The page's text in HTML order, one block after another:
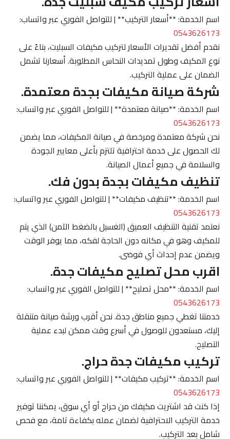
اسم الخدمة: **أسعار التركيب** | للتواصل الفوري عبر واتساب:
0543626173
نقدم أفضل تقديرات الأسعار لتركيب مكيفات السبليت، بناءً على
نوع المكيف وطول تمديدات النحاس المطلوبة. أسعارنا تشمل
الضمان على عملية التركيب.
شركة صيانة مكيفات بجدة معتمدة.
اسم الخدمة: **صيانة معتمدة** | للتواصل الفوري عبر واتساب:
0543626173
نحن شركة معتمدة ومرخصة في صيانة المكيفات، مما يضمن
لك الحصول على خدمة احترافية تلتزم بأعلى معايير الجودة
والسلامة في جميع أعمال الصيانة.
تنظيف مكيفات بجدة بدون فك.
اسم الخدمة: **تنظيف مكيفات** | للتواصل الفوري عبر واتساب:
0543626173
نعتمد تقنية التنظيف العميق (الغسيل بالضغط الآمن) الذي يتم
للمكيف وهو في مكانه دون الحاجة لفكه، مما يوفر الوقت
ويضمن عدم إحداث أي فوضى.
اقرب محل تصليح مكيفات جدة.
اسم الخدمة: **محل تصليح** | للتواصل الفوري عبر واتساب:
0543626173
خدمتنا تغطي جميع مناطق جدة. نحن أقرب ورشة صيانة متنقلة
إليك، مستعدون للوصول في أسرع وقت ممكن لبدء عملية
التصليح.
تركيب مكيفات جدة حراج.
اسم الخدمة: **تركيب مكيفات** | للتواصل الفوري عبر واتساب:
0543626173
إذا كنت قد اشتريت مكيفك من حراج أو أي سوق، يمكننا توفير
خدمة التركيب الاحترافية لضمان عمله بكفاءة تامة، مع فحص
شامل بعد التركيب.